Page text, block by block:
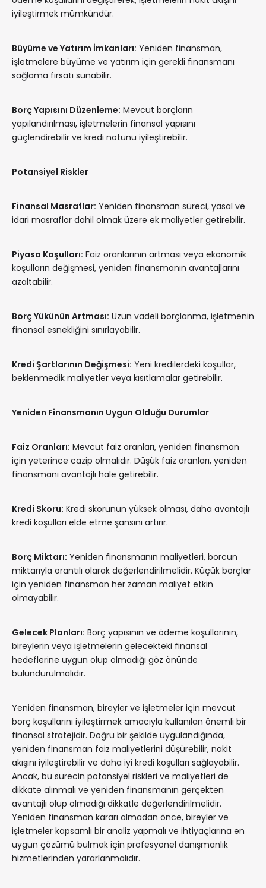
iyileştirmek mümkündür.
Büyüme ve Yatırım İmkanları: Yeniden finansman,
işletmelere büyüme ve yatırım için gerekli finansmanı
sağlama fırsatı sunabilir.
Borç Yapısını Düzenleme: Mevcut borçların
yapılandırılması, işletmelerin finansal yapısını
güçlendirebilir ve kredi notunu iyileştirebilir.
Potansiyel Riskler
Finansal Masraflar: Yeniden finansman süreci, yasal ve
idari masraflar dahil olmak üzere ek maliyetler getirebilir.
Piyasa Koşulları: Faiz oranlarının artması veya ekonomik
koşulların değişmesi, yeniden finansmanın avantajlarını
azaltabilir.
Borç Yükünün Artması: Uzun vadeli borçlanma, işletmenin
finansal esnekliğini sınırlayabilir.
Kredi Şartlarının Değişmesi: Yeni kredilerdeki koşullar,
beklenmedik maliyetler veya kısıtlamalar getirebilir.
Yeniden Finansmanın Uygun Olduğu Durumlar
Faiz Oranları: Mevcut faiz oranları, yeniden finansman
için yeterince cazip olmalıdır. Düşük faiz oranları, yeniden
finansmanı avantajlı hale getirebilir.
Kredi Skoru: Kredi skorunun yüksek olması, daha avantajlı
kredi koşulları elde etme şansını artırır.
Borç Miktarı: Yeniden finansmanın maliyetleri, borcun
miktarıyla orantılı olarak değerlendirilmelidir. Küçük borçlar
için yeniden finansman her zaman maliyet etkin
olmayabilir.
Gelecek Planları: Borç yapısının ve ödeme koşullarının,
bireylerin veya işletmelerin gelecekteki finansal
hedeflerine uygun olup olmadığı göz önünde
bulundurulmalıdır.
Yeniden finansman, bireyler ve işletmeler için mevcut
borç koşullarını iyileştirmek amacıyla kullanılan önemli bir
finansal stratejidir. Doğru bir şekilde uygulandığında,
yeniden finansman faiz maliyetlerini düşürebilir, nakit
akışını iyileştirebilir ve daha iyi kredi koşulları sağlayabilir.
Ancak, bu sürecin potansiyel riskleri ve maliyetleri de
dikkate alınmalı ve yeniden finansmanın gerçekten
avantajlı olup olmadığı dikkatle değerlendirilmelidir.
Yeniden finansman kararı almadan önce, bireyler ve
işletmeler kapsamlı bir analiz yapmalı ve ihtiyaçlarına en
uygun çözümü bulmak için profesyonel danışmanlık
hizmetlerinden yararlanmalıdır.